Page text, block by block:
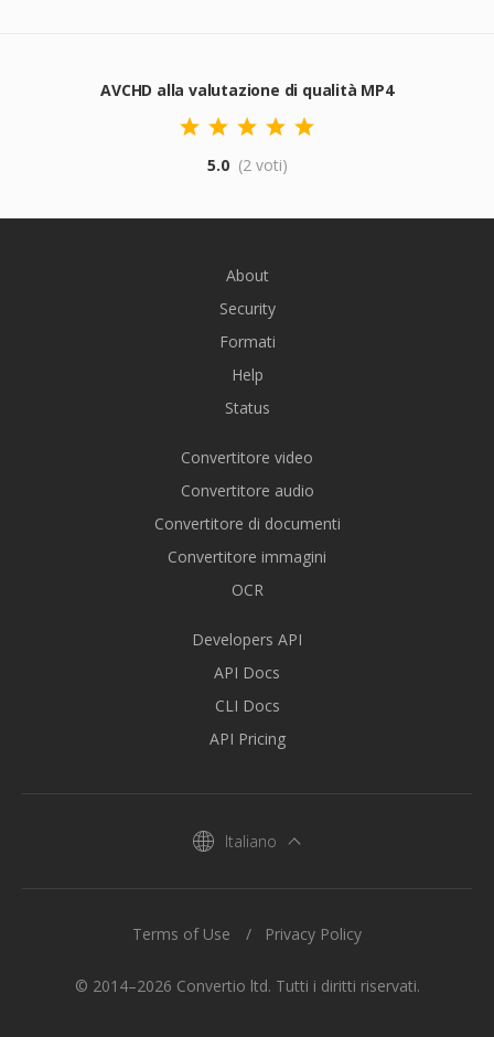
AVCHD alla valutazione di qualità MP4
5.0 (2 voti)
About
Security
Formati
Help
Status
Convertitore video
Convertitore audio
Convertitore di documenti
Convertitore immagini
OCR
Developers API
API Docs
CLI Docs
API Pricing
Italiano
© 2014–2026 Convertio ltd. Tutti i diritti riservati.
Terms of Use Privacy Policy